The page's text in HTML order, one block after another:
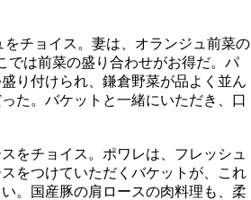
チョイス。妻は、オランジュ前菜の
では前菜の盛り合わせがお得だ。パ
り付けられ、鎌倉野菜が品よく並ん
た。バケットと一緒にいただき、口
をチョイス。ポワレは、フレッシュ
をつけていただくバケットが、これ
。国産豚の肩ロースの肉料理も、柔